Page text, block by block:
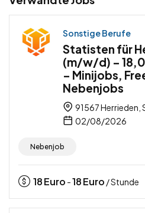
Sonstige Berufe
Statisten für
(m/w/d) –
– Minijobs,
Nebenjobs
91567 Herrieden,
02/08/2026
Nebenjob
18Euro -18Euro / Stunde